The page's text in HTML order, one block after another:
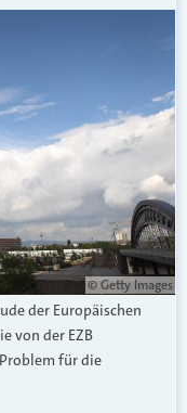
© Getty Images
der Europäischen
von der EZB
für die